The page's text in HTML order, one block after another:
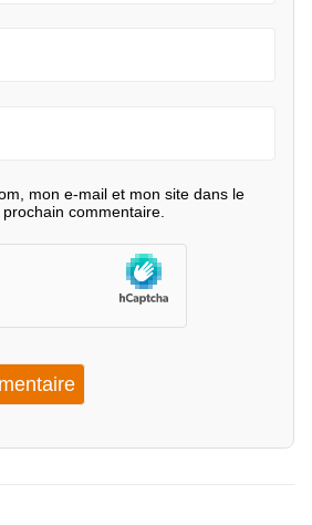
mon e-mail et mon site dans le
commentaire.